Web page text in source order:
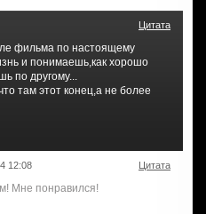
Цитата
фильма по настоящему
и понимаешь,как хорошо
по другому...
там этот конец,а не более
12:08 Цитата
Мне понравился!